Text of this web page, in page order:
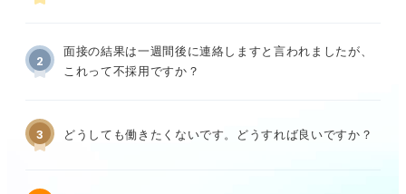
2
面接の結果は一週間後に連絡しますと言われましたが、
これって不採用ですか？
3 どうしても働きたくないです。どうすれば良いですか？